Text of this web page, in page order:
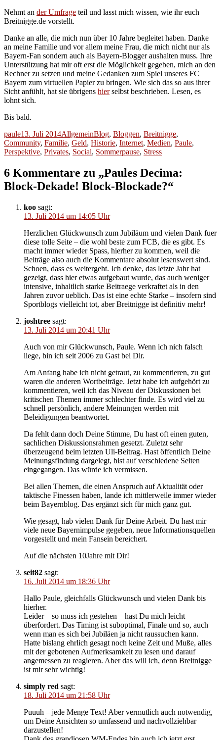
Nehmt an der Umfrage teil und lasst mich wissen, wie ihr euch
Breitnigge.de vorstellt.
Danke an alle, die mich nun über 10 Jahre begleitet haben. Danke
an meine Familie und vor allem meine Frau, die mich nicht nur als
Bayern-Fan sondern auch als Bayern-Blogger aushalten muss. Ihre
Unterstützung hat mir oft erst die Möglichkeit gegeben, mich an den
Rechner zu setzen und meine Gedanken zum Spiel unseres FC
Bayern zum virtuellen Papier zu bringen. Wie sich das so aus ihrer
Sicht anfühlt, hat sie übrigens hierselbst beschrieben. Lesen, es
lohnt sich.
Bis bald.
Autor
pauleVeröffentlicht
am
13. Juli 2014Kategorien
AllgemeinSchlagwörter
Blog, Bloggen, Breitnigge,
Community, Familie, Geld, Historie, Internet, Medien, Paule,
Perspektive, Privates, Social, Sommerpause, Stress
6 Kommentare zu „Paules Decima:
Block-Dekade! Block-Blockade?“
koo sagt:
13. Juli 2014 um 14:05 Uhr
Herzlichen Glückwunsch zum Jubiläum und vielen Dank fuer
diese tolle Seite – die wohl beste zum FCB, die es gibt. Es
macht immer wieder Spass, hierher zu kommen, weil die
Beiträge also auch die Kommentare absolut lesenswert sind.
Schoen, dass es weitergeht. Ich denke, das letzte Jahr hat
gezeigt, dass hier etwas aufgebaut wurde, das auch weniger
intensive, inhaltlich starke Beitraege verkraftet als in den
Jahren zuvor ueblich. Das ist eine echte Starke – insofern sind
Sportblogs vielleicht tot, aber Breitnigge ist definitiv mehr!
joshtree sagt:
13. Juli 2014 um 20:41 Uhr
Auch von mir Glückwunsch, Paule. Wenn ich nich falsch
liege, bin ich seit 2006 zu Gast bei Dir.
Am Anfang habe ich nicht getraut, zu kommentieren, zu gut
waren die anderen Wortbeiträge. Jetzt habe ich aufgehört zu
kommentieren, weil ich das Niveau der Diskussionen bei
kritischen Themen immer schlechter finde. Es wird viel zu
schnell persönlich, andere Meinungen werden mit
Beleidigungen beantwortet.
Da fehlt dann doch Deine Stimme, Du hast oft einen guten,
sachlichen Diskussionsrahmen gesetzt. Zuletzt sehr
überzeugend beim letzten Uli-Beitrag. Hast öffentlich Deine
Meinungsfindung dargelegt, bist auf verschiedene Seiten
eingegangen. Das würde ich vermissen.
Bei allen Themen, die einen Anspruch auf Aktualität oder
taktische Finessen haben, lande ich mittlerweile immer wieder
beim Bayernblog. Das ergänzt sich für mich ganz gut.
Wie gesagt, hab vielen Dank für Deine Arbeit. Du hast mir
viele neue Bayernimpulse gegeben, neue Informationsquellen
vorgestellt und mein Fansein bereichert.
Auf die nächsten 10Jahre mit Dir!
seit82 sagt:
16. Juli 2014 um 18:36 Uhr
Hallo Paule, gleichfalls Glückwunsch und vielen Dank bis
hierher.
Leider – so muss ich gestehen – hast Du mich leicht
überfordert. Das Timing ist suboptimal, Finale und so, auch
wenn man es sich bei Jubiläen ja nicht raussuchen kann.
Hatte bislang ehrlich gesagt noch keine Zeit und Muße, alles
mit der gebotenen Aufmerksamkeit zu lesen und darauf
angemessen zu reagieren. Aber das will ich, denn Breitnigge
ist mir sehr wichtig!
simply red sagt:
18. Juli 2014 um 21:58 Uhr
Puuuh – jede Menge Text! Aber vermutlich auch notwendig,
um Deine Ansichten so umfassend und nachvollziehbar
darzustellen!